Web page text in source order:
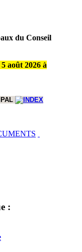
du Conseil
août 2026 à
: